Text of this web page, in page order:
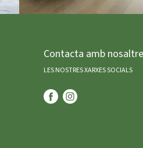
Contacta amb
LES NOSTRES XARXES SOCIALS